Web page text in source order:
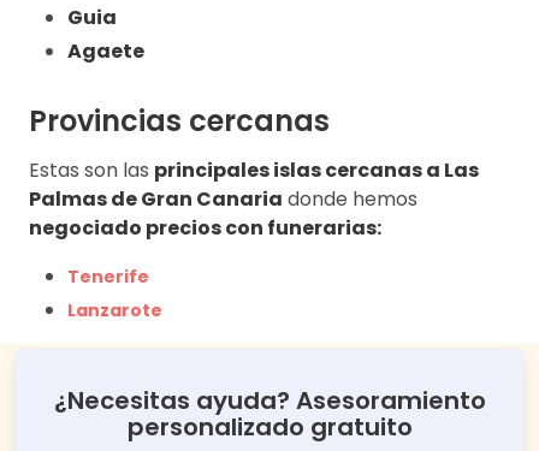
Guia
Agaete
Provincias cercanas
Estas son las principales islas cercanas a Las
Palmas de Gran Canaria donde hemos
negociado precios con funerarias:
Tenerife
Lanzarote
¿Necesitas ayuda? Asesoramiento
personalizado gratuito